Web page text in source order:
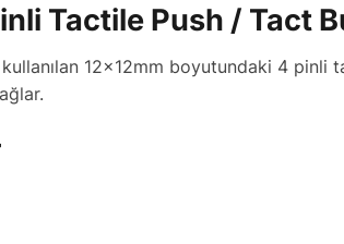
Tactile Push / Tact
12x12mm boyutundaki 4 pinli